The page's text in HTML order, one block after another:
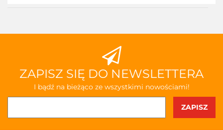
Do
ZAPISZ SIĘ DO NEWSLETTERA
I bądź na bieżąco ze wszystkimi nowościami!